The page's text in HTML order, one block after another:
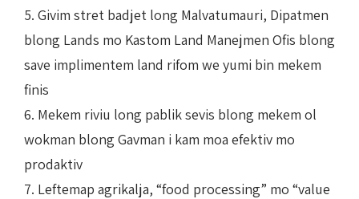
5. Givim stret badjet long Malvatumauri, Dipatmen
blong Lands mo Kastom Land Manejmen Ofis blong
save implimentem land rifom we yumi bin mekem
finis
6. Mekem riviu long pablik sevis blong mekem ol
wokman blong Gavman i kam moa efektiv mo
prodaktiv
7. Leftemap agrikalja, “food processing” mo “value